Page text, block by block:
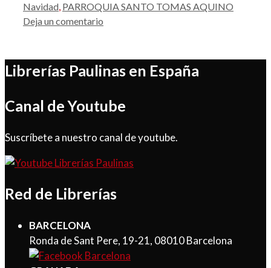
Navidad, PARROQUIA SANTO TOMAS AQUINO
Deja un comentario
Librerías Paulinas en España
Canal de Youtube
Suscríbete a nuestro canal de youtube.
Red de Librerías
BARCELONA
Ronda de Sant Pere, 19-21, 08010 Barcelona